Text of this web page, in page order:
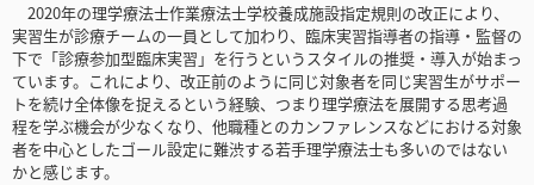
2020年の理学療法士作業療法士学校養成施設指定規則の改正により、
実習生が診療チームの一員として加わり、臨床実習指導者の指導・監督の
下で「診療参加型臨床実習」を行うというスタイルの推奨・導入が始まっ
ています。これにより、改正前のように同じ対象者を同じ実習生がサポー
トを続け全体像を捉えるという経験、つまり理学療法を展開する思考過
程を学ぶ機会が少なくなり、他職種とのカンファレンスなどにおける対象
者を中心としたゴール設定に難渋する若手理学療法士も多いのではない
かと感じます。